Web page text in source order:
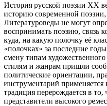
История русской поэзии XX
историю современной
Литературоведы не могут
воспринимать поэзию, связь
куда, на какую полочку её
«полочках» за последние
смену типам
стилям и жанрам пришли
политические ориентации,
инструментарий применяется
традиция перерождается в то,
представители высокого